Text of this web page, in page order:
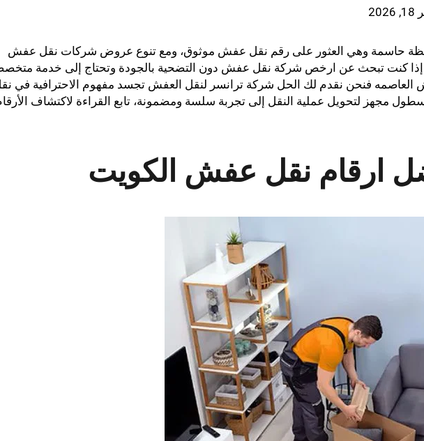
بلحظة حاسمة وهي العثور على رقم نقل عفش موثوق، ومع تنوع عروض شركات نقل عفش
إذا كنت تبحث عن ارخص شركة نقل عفش دون التضحية بالجودة وتحتاج إلى خدمة
فنحن نقدم لك الحل شركة ترانسر لنقل العفش تجسد مفهوم الاحترافية في
مجهز لتحويل عملية النقل إلى تجربة سلسة ومضمونة، تابع القراءة لاكتشاف
ارقام نقل عفش الكويت